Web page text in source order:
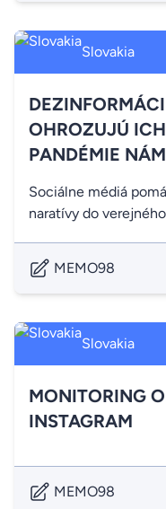
Slovakia
OHROZUJÚ
PANDÉMIE
Sociálne médiá
naratívy do
MEMO98
Slovakia
MONITORING
INSTAGRAM
MEMO98